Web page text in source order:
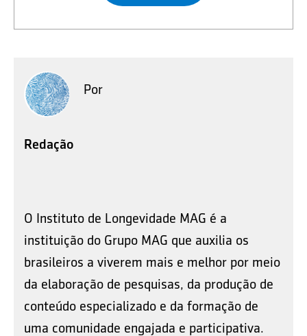
Por
Redação
O Instituto de Longevidade MAG é a
instituição do Grupo MAG que auxilia os
brasileiros a viverem mais e melhor por meio
da elaboração de pesquisas, da produção de
conteúdo especializado e da formação de
uma comunidade engajada e participativa.